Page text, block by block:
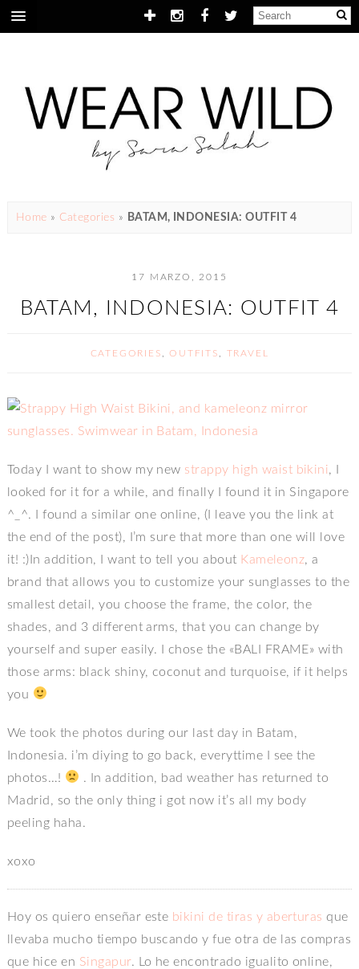
Home » Categories » BATAM, INDONESIA: OUTFIT 4
17 MARZO, 2015
BATAM, INDONESIA: OUTFIT 4
CATEGORIES ,OUTFITS TRAVEL
Today I want to show my new strappy high waist bikini, I
looked for it for a while, and finally I found it in Singapore
^_^. I found a similar one online, (I leave you the link at
the end of the post), I’m sure that more than one will love
it! :)In addition, I want to tell you about Kameleonz, a
brand that allows you to customize your sunglasses to the
smallest detail, you choose the frame, the color, the
shades, and 3 different arms, that you can change by
yourself and super easily. I chose the «BALI FRAME» with
those arms: black shiny, coconut and turquoise, if it helps
you
We took the photos during our last day in Batam,
Indonesia. i’m diying to go back, everyttime I see the
photos…!
. In addition, bad weather has returned to
Madrid, so the only thing i got now it’s all my body
peeling haha.
xoxo
Hoy os quiero enseñar este bikini de tiras y aberturas que
llevaba mucho tiempo buscando y fue otra de las compras
que hice en Singapur. Lo he encontrado igualito online,